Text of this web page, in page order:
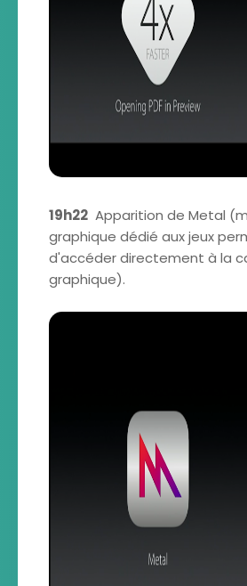
19h22 Apparition de Metal
graphique dédié aux jeux
d'accéder directement à la
graphique).